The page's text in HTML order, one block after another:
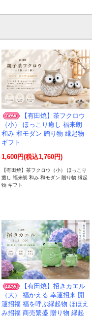
【有田焼】茶フクロウ
（小） ほっこり癒し 福来朗
和み 和モダン 贈り物 縁起物
ギフト
1,600円(税込1,760円)
【有田焼】茶フクロウ（小） ほっこり
癒し 福来朗 和み 和モダン 贈り物 縁起
物 ギフト
【有田焼】招きカエル
（大） 福かえる 幸運招来 開
運招福 福を呼ぶ縁起物 ほほえ
み招福 商売繁盛 贈り物 縁起